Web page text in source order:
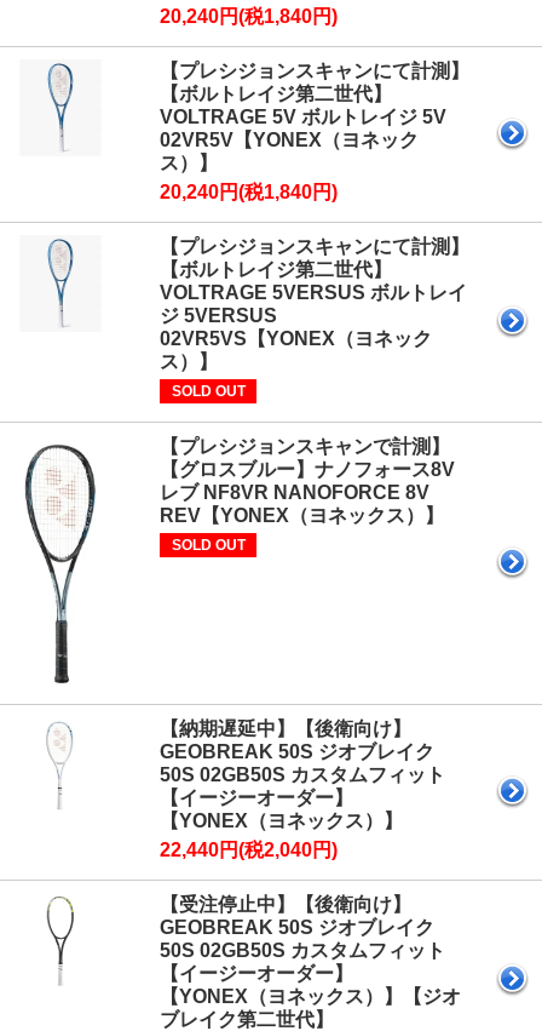
20,240円(税1,840円)
【プレシジョンスキャンにて計測】
【ボルトレイジ第二世代】
VOLTRAGE 5V ボルトレイジ 5V
02VR5V【YONEX（ヨネック
ス）】
20,240円(税1,840円)
【プレシジョンスキャンにて計測】
【ボルトレイジ第二世代】
VOLTRAGE 5VERSUS ボルトレイ
ジ 5VERSUS
02VR5VS【YONEX（ヨネック
ス）】
SOLD OUT
【プレシジョンスキャンで計測】
【グロスブルー】ナノフォース8V
レブ NF8VR NANOFORCE 8V
REV【YONEX（ヨネックス）】
SOLD OUT
【納期遅延中】【後衛向け】
GEOBREAK 50S ジオブレイク
50S 02GB50S カスタムフィット
【イージーオーダー】
【YONEX（ヨネックス）】
22,440円(税2,040円)
【受注停止中】【後衛向け】
GEOBREAK 50S ジオブレイク
50S 02GB50S カスタムフィット
【イージーオーダー】
【YONEX（ヨネックス）】【ジオ
ブレイク第二世代】